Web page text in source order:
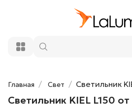
Главная Свет Светильник
Светильник KIEL L150
Светильник KIEL L150 от